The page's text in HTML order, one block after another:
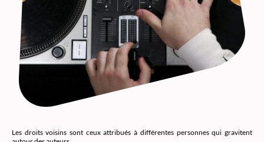
Les droits voisins sont ceux attribués à différentes personnes qui gravitent